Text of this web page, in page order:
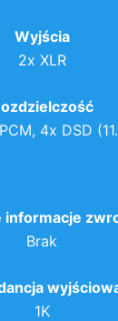
Wyjścia
2x XLR
4x DSD
informacje
Brak
1K